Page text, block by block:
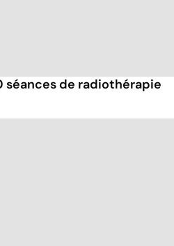
séances de radiothérapie